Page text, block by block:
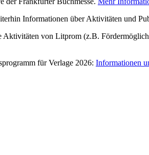
Informationen über Aktivitäten und
Aktivitäten von Litprom (z.B.
für Verlage 2026: Informationen